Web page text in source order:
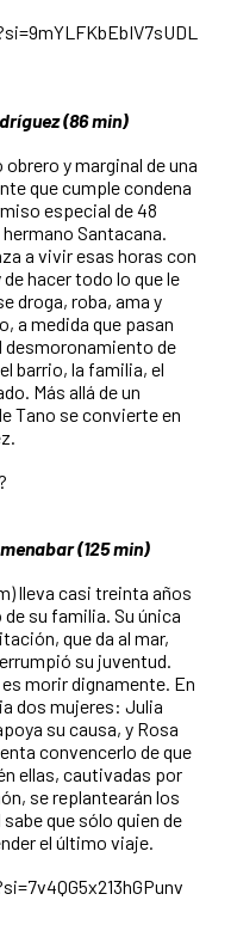
(86 min)
y marginal de una
que cumple condena
especial de 48
Santacana.
a vivir esas horas con
hacer todo lo que le
droga, roba, ama y
a medida que pasan
desmoronamiento de
barrio, la familia, el
Más allá de un
Tano se convierte en
(125 min)
lleva casi treinta años
su familia. Su única
que da al mar,
su juventud.
morir dignamente. En
dos mujeres: Julia
su causa, y Rosa
convencerlo de que
ellas, cautivadas por
se replantearán los
que sólo quien de
el último viaje.